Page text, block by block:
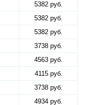
5382 руб.
5382 руб.
5382 руб.
3738 руб.
4563 руб.
4115 руб.
3738 руб.
4934 руб.